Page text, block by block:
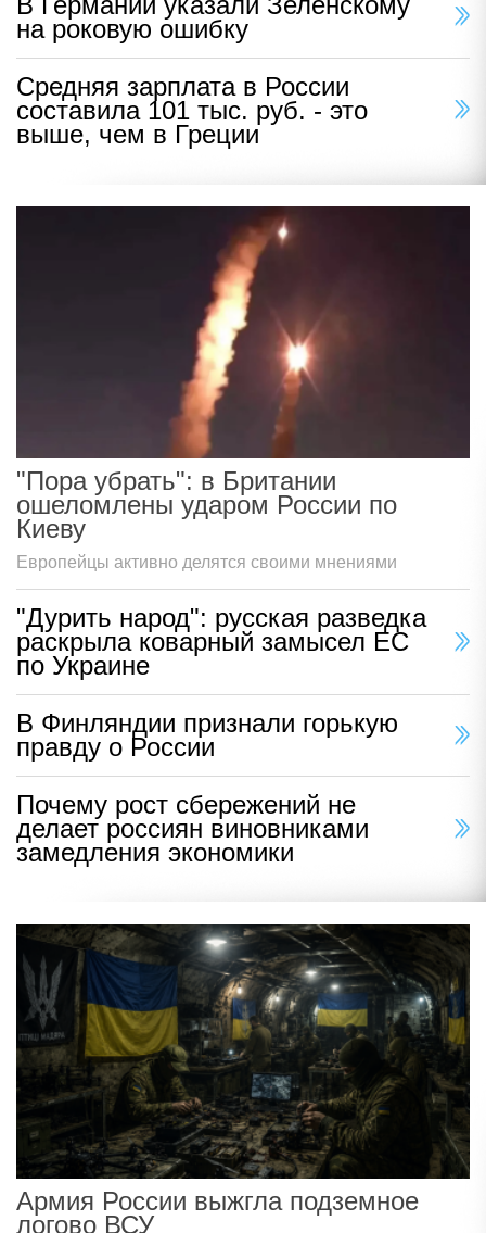
на роковую ошибку
Средняя зарплата в России
составила 101 тыс. руб. - это
выше, чем в Греции
"Пора убрать": в Британии
ошеломлены ударом России по
Киеву
Европейцы активно делятся своими мнениями
"Дурить народ": русская разведка
раскрыла коварный замысел ЕС
по Украине
В Финляндии признали горькую
правду о России
Почему рост сбережений не
делает россиян виновниками
замедления экономики
Армия России выжгла подземное
логово ВСУ